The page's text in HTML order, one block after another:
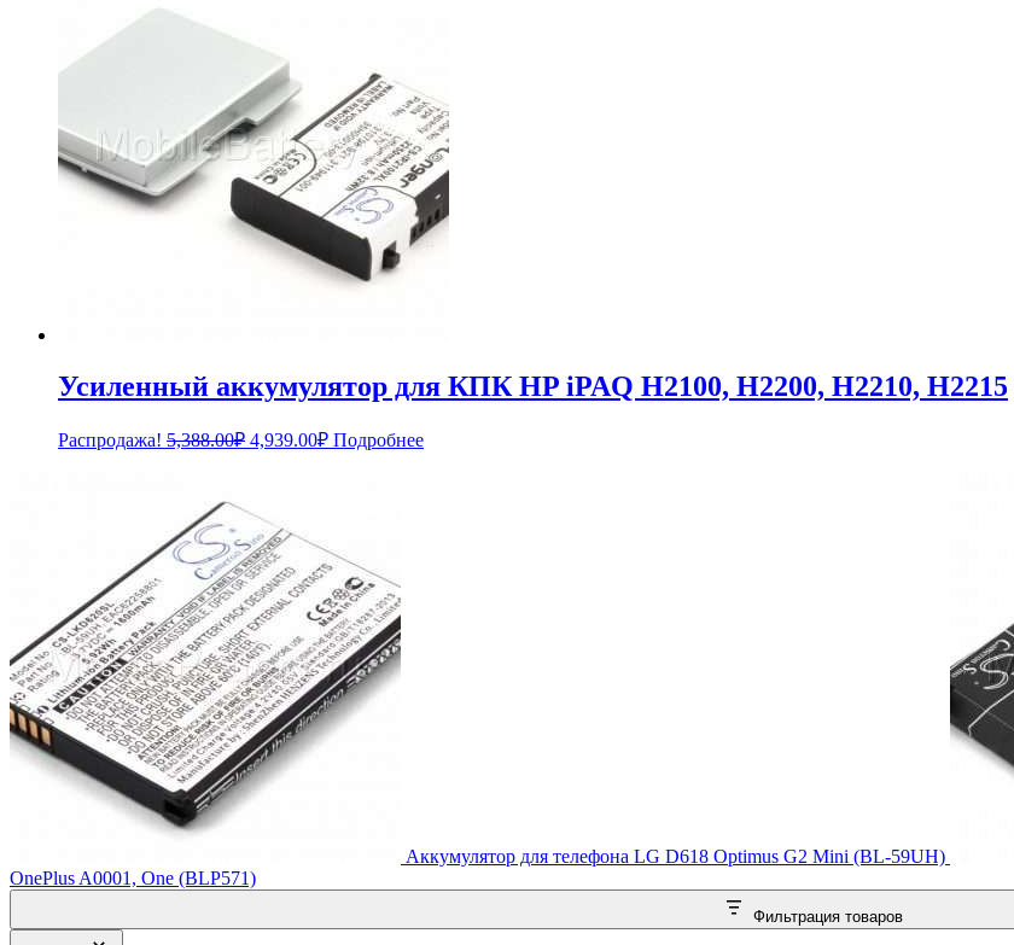
Усиленный аккумулятор для КПК HP iPAQ H2100, H2200, H2210, H2215
Распродажа! 5,388.00₽ Первоначальная
4,939.00₽Текущая
Подробнее
Аккумулятор для телефона LG D618 Optimus G2 Mini (BL-59UH)
OnePlus A0001, One (BLP571)
Фильтрация товаров